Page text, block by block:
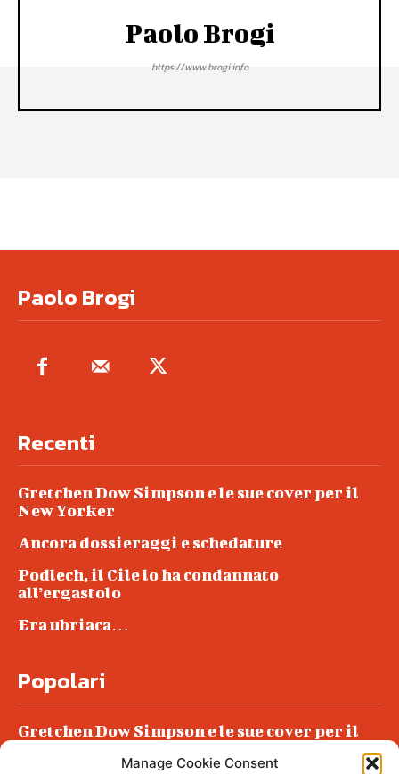
Manage Cookie Consent
Paolo Brogi
https://www.brogi.info
Paolo Brogi
Recenti
Gretchen Dow Simpson e le sue cover per il
New Yorker
Ancora dossieraggi e schedature
Podlech, il Cile lo ha condannato
all’ergastolo
Era ubriaca…
Popolari
Gretchen Dow Simpson e le sue cover per il